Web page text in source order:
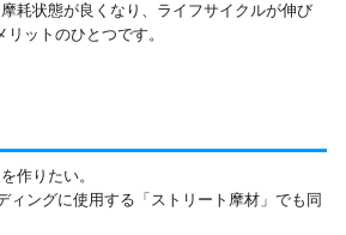
耗状態が良くなり、ライフサイクルが伸び
ットのひとつです。
作りたい。
ィングに使用する「ストリート摩材」でも同